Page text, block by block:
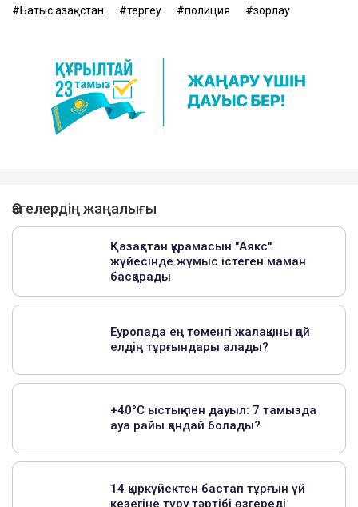
Батыс Қазақстан тергеу полиция зорлау